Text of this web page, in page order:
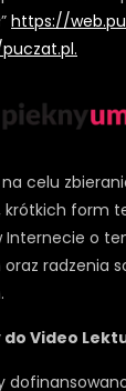
https://
celu
form
Internecie o
radzenia
Video